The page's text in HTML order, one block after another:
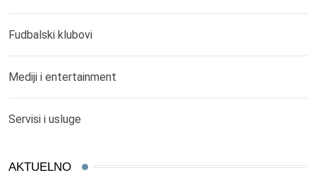
Fudbalski klubovi
Mediji i entertainment
Servisi i usluge
AKTUELNO